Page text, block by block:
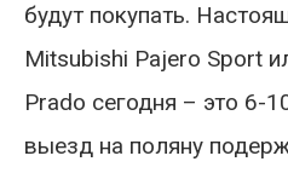
будут покупать.
Mitsubishi Pajero Sport
Prado сегодня – это 6-
выезд на поляну